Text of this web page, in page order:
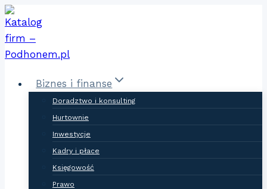
Skip
to
content
Biznes i finanse
Doradztwo i konsulting
Hurtownie
Inwestycje
Kadry i płace
Księgowość
Prawo